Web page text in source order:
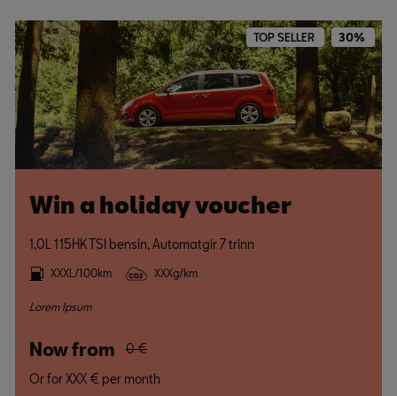
TOP SELLER 30%
Win a holiday voucher
1,0L 115HK TSI bensin, Automatgir 7 trinn
XXXL/100km XXXg/km
Lorem Ipsum
Now from
0 €
Or for XXX € per month